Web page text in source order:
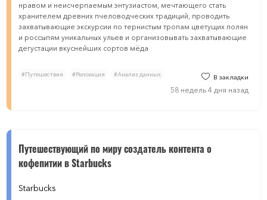
нравом и неисчерпаемым энтузиастом, мечтающего стать
хранителем древних пчеловодческих традиций, проводить
захватывающие экскурсии по тернистым тропам цветущих полян
и россыпям уникальных ульев и организовывать захватывающие
дегустации вкуснейших сортов мёда
#Путешествия #Релокация #Анализ данных В закладки
58 недель 4 дня назад
Путешествующий по миру создатель контента о
кофепитии в Starbucks
Starbucks